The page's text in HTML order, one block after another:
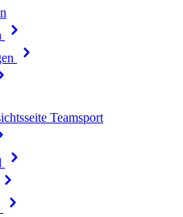
Teamsport